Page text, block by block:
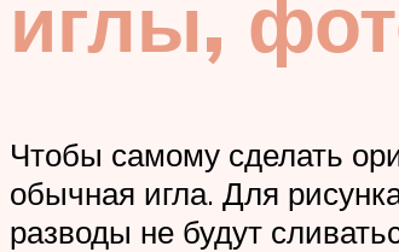
иглы,
Чтобы самому сделать
обычная игла. Для
разводы не будут